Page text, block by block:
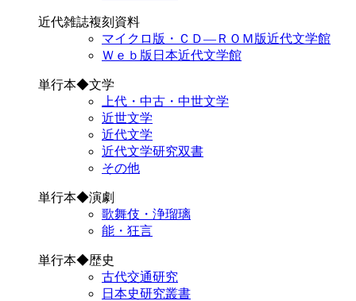
近代雑誌複刻資料
マイクロ版・ＣＤ―ＲＯＭ版近代文学館
Ｗｅｂ版日本近代文学館
単行本◆文学
上代・中古・中世文学
近世文学
近代文学
近代文学研究双書
その他
単行本◆演劇
歌舞伎・浄瑠璃
能・狂言
単行本◆歴史
古代交通研究
日本史研究叢書